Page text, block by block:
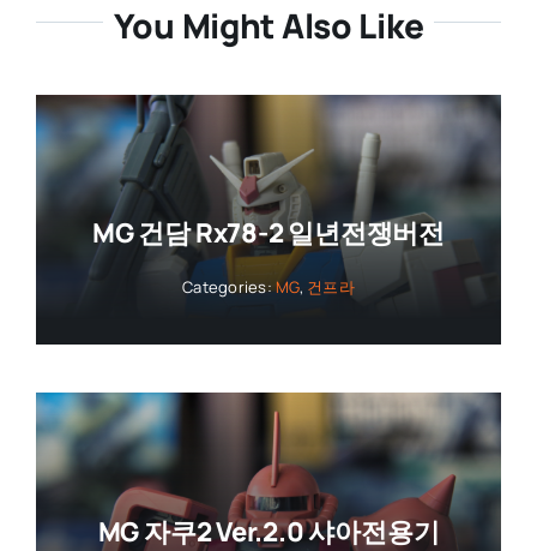
You Might Also Like
MG 건담 Rx78-2 일년전쟁버전
Categories:MG, 건프라
MG 자쿠2 Ver.2.0 샤아전용기